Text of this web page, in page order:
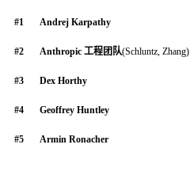
#1 Andrej Karpathy
#2 Anthropic 工程团队(Schluntz, Zhang)
#3 Dex Horthy
#4 Geoffrey Huntley
#5 Armin Ronacher